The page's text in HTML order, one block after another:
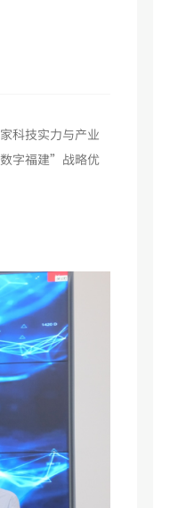
科技实力与产业
字福建”战略优